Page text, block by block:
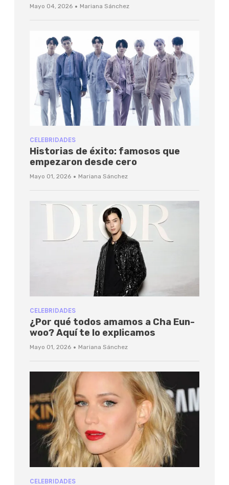
Mayo 04, 2026 · Mariana Sánchez
CELEBRIDADES
Historias de éxito: famosos que
empezaron desde cero
Mayo 01, 2026 · Mariana Sánchez
CELEBRIDADES
¿Por qué todos amamos a Cha Eun-
woo? Aquí te lo explicamos
Mayo 01, 2026 · Mariana Sánchez
CELEBRIDADES